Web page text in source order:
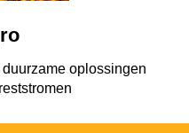
oplossingen